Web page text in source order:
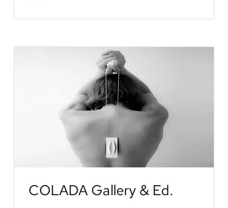
COLADA Gallery & Ed.